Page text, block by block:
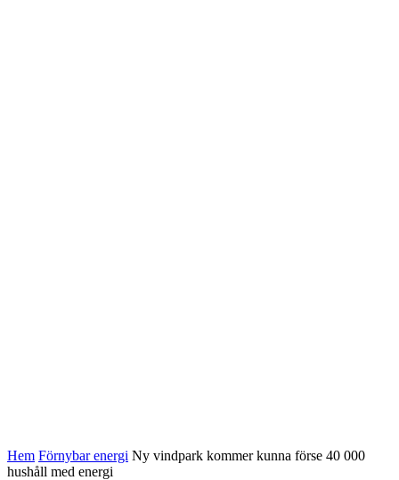
Hem Förnybar energi Ny vindpark kommer kunna förse 40 000
hushåll med energi